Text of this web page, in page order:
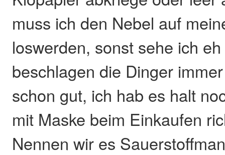
muss ich den Nebel auf
loswerden, sonst sehe ich
beschlagen die Dinger
schon gut, ich hab es halt
mit Maske beim Einkaufen
Nennen wir es